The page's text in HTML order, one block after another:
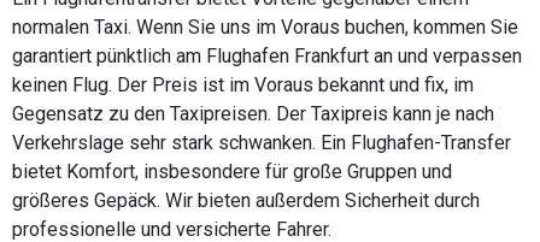
normalen Taxi. Wenn Sie uns im Voraus buchen, kommen Sie
garantiert pünktlich am Flughafen Frankfurt an und verpassen
keinen Flug. Der Preis ist im Voraus bekannt und fix, im
Gegensatz zu den Taxipreisen. Der Taxipreis kann je nach
Verkehrslage sehr stark schwanken. Ein Flughafen-Transfer
bietet Komfort, insbesondere für große Gruppen und
größeres Gepäck. Wir bieten außerdem Sicherheit durch
professionelle und versicherte Fahrer.